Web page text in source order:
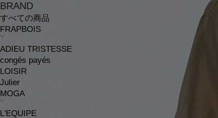
BRAND
すべての商品
FRAPBOIS
ADIEU TRISTESSE
congés payés
LOISIR
Julier
MOGA
L'EQUIPE